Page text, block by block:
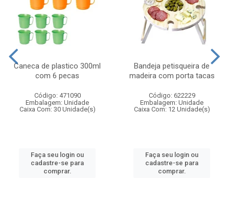
Caneca de plastico 300ml
com 6 pecas
Código: 471090
Embalagem: Unidade
Caixa Com: 30 Unidade(s)
Faça seu login ou
cadastre-se para
comprar.
Bandeja petisqueira de
madeira com porta tacas
Código: 622229
Embalagem: Unidade
Caixa Com: 12 Unidade(s)
Faça seu login ou
cadastre-se para
comprar.